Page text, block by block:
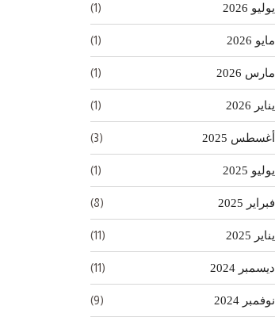
يوليو 2026 (1)
مايو 2026 (1)
مارس 2026 (1)
يناير 2026 (1)
أغسطس 2025 (3)
يوليو 2025 (1)
فبراير 2025 (8)
يناير 2025 (11)
ديسمبر 2024 (11)
نوفمبر 2024 (9)